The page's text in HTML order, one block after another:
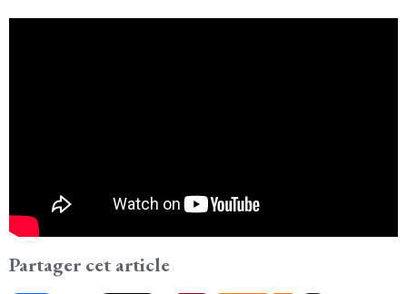
Partager cet article